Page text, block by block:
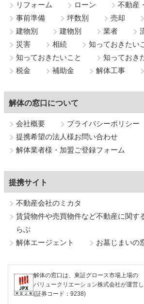
リフォーム
ローン
不動産
事前準備
坪数別 売却
建物別
建物別 業者
災害
相続
知っておきたい
知っておきたいこと
知っておき
税金
補助金 解体工事
解体の窓口について
会社概要
プライバシーポリシー
提携希望の法人様お問い合わせ
解体業者様・加盟ご登録フォーム
提携サイト
不動産会社のミカタ
賃貸物件や売買物件など不動産に関す
らぶ
解体エージェント
お墓じまいの
解体の窓口は、東証グロース市場上場の
バリュークリエーション株式会社が運営し
(証券コード：9238)